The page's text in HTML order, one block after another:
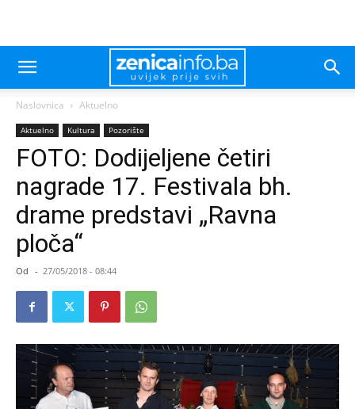
Naslovnica Aktuelno
Aktuelno Kultura Pozorište
FOTO: Dodijeljene četiri
nagrade 17. Festivala bh.
drame predstavi „Ravna
ploča“
Od - 27/05/2018 - 08:44